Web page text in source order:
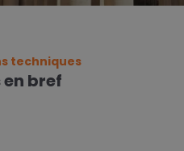
techniques
bref